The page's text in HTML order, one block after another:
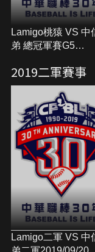
Lamigo桃猿 VS 中
弟 總冠軍賽G5
2019二軍賽事
Lamigo二軍 VS 中